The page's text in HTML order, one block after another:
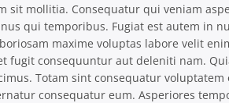
sit mollitia. Consequatur qui veniam
qui temporibus. Fugiat est autem in
maxime voluptas labore velit
fugit consequuntur aut deleniti nam.
Totam sint consequatur
consequatur eum. Asperiores